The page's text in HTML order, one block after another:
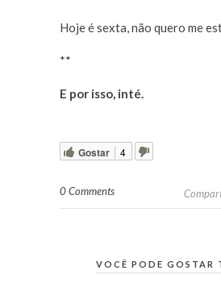
Hoje é sexta, não quero me
**
E por isso, inté.
Gostar 4
0 Comments
VOCÊ PODE GOSTAR